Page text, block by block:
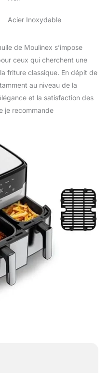
Acier Inoxydable
de Moulinex s’impose
ceux qui cherchent une
friture classique. En dépit de
au niveau de la
et la satisfaction des
je recommande